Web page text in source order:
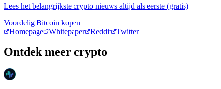
Lees het belangrijkste crypto nieuws altijd als eerste (gratis)
Voordelig Bitcoin kopen
Homepage
Whitepaper Reddit Twitter
Ontdek meer crypto